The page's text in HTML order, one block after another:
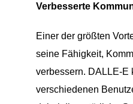
Verbesserte
Einer der größten
seine Fähigkeit,
verbessern. DALLE-E
verschiedenen